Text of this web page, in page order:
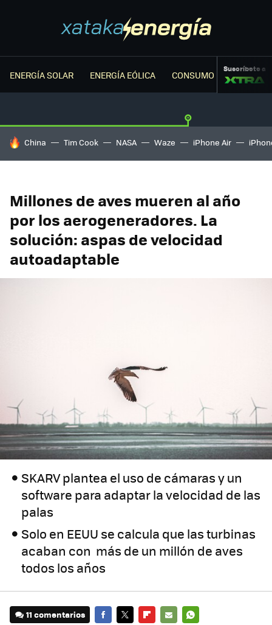
ENERGÍA SOLAR ENERGÍA EÓLICA CONSUMO ENERGÉTICO
Suscríbete a
HOY SE HABLA DE
China Tim Cook NASA Waze iPhone Air
Millones de aves mueren al año
por los aerogeneradores. La
solución: aspas de velocidad
autoadaptable
SKARV plantea el uso de cámaras y un
software para adaptar la velocidad de las
palas
Solo en EEUU se calcula que las turbinas
acaban con más de un millón de aves
todos los años
11 comentarios